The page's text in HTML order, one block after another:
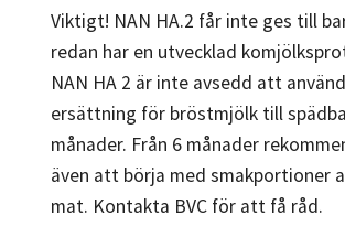
Viktigt! NAN HA.2 får inte ges till
redan har en utvecklad
NAN HA 2 är inte avsedd att
ersättning för bröstmjölk till
månader. Från 6 månader
även att börja med smakportioner
mat. Kontakta BVC för att få råd.